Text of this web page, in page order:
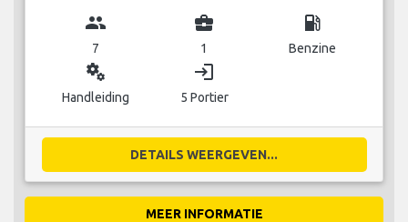
group
7
business_center
1
local_gas_station
Benzine
miscellaneous_services
Handleiding
login
5 Portier
DETAILS WEERGEVEN...
MEER INFORMATIE